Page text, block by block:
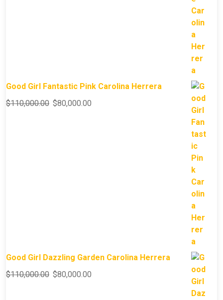
Good Girl Fantastic Pink Carolina Herrera
$110,000.00 $80,000.00
Good Girl Dazzling Garden Carolina Herrera
$110,000.00 $80,000.00